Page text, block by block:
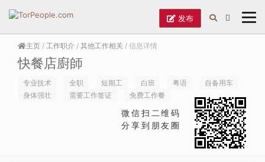
发布
主页 / 工作职介 / 其他工作相关 / 信息详情
快餐店廚師
专业技术 全职 短期工 白班 粤语
自备用车
身体强壮
需要工作签证 免费工作餐
微信扫二维码
分享到朋友圈